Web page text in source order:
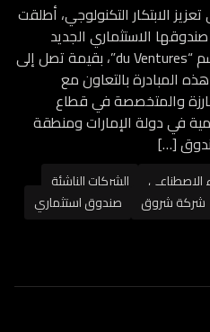
الابتكار التكنولوجي، أطلقت
الاستثماري الجديد
لتمويل الشركات الناشئة تحت اسم “du Ventures”، بقيمة تصل إلى
المبادرة بالتعاون مع
والمتخصصة في قطاع
في دولة الإمارات ومنطقة
[…]
الاصطناعي
الشركات الناشئة
شركة شروق
صندوق استثماري